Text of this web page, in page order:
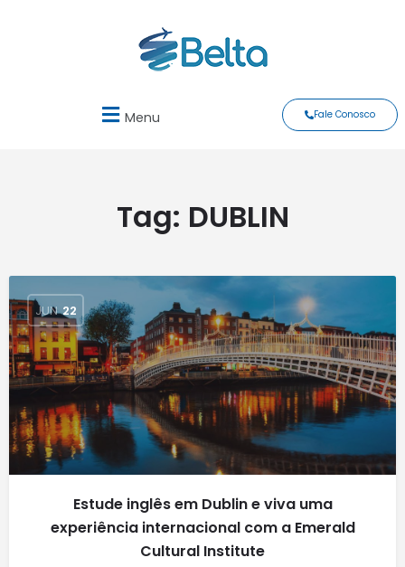
Menu Fale Conosco
Tag: DUBLIN
JUN 22
Estude inglês em Dublin e viva uma
experiência internacional com a Emerald
Cultural Institute